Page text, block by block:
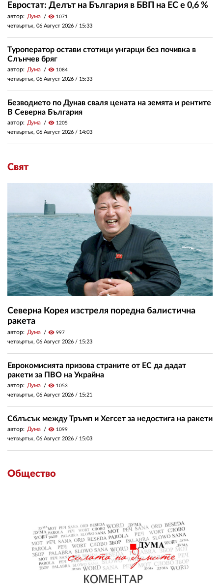
Евростат: Делът на България в БВП на ЕС е 0,6 %
автор: Дума visibility 1071
четвъртък, 06 Август 2026 / 15:33
Туроператор остави стотици унгарци без почивка в
Слънчев бряг
автор: Дума visibility 1084
четвъртък, 06 Август 2026 / 15:33
Безводието по Дунав сваля цената на земята и рентите
В Северна България
автор: Дума visibility 1205
четвъртък, 06 Август 2026 / 14:03
Свят
Северна Корея изстреля поредна балистична
ракета
автор: Дума visibility 997
четвъртък, 06 Август 2026 / 15:23
Еврокомисията призова страните от ЕС да дадат
ракети за ПВО на Украйна
автор: Дума visibility 1053
четвъртък, 06 Август 2026 / 15:21
Сблъсък между Тръмп и Хегсет за недостига на ракети
автор: Дума visibility 1099
четвъртък, 06 Август 2026 / 15:03
Общество